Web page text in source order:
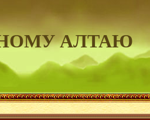
АЛТАЮ